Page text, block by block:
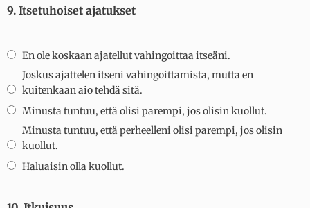
9. Itsetuhoiset ajatukset
En ole koskaan ajatellut vahingoittaa itseäni.
Joskus ajattelen itseni vahingoittamista, mutta en
kuitenkaan aio tehdä sitä.
Minusta tuntuu, että olisi parempi, jos olisin kuollut.
Minusta tuntuu, että perheelleni olisi parempi, jos olisin
kuollut.
Haluaisin olla kuollut.